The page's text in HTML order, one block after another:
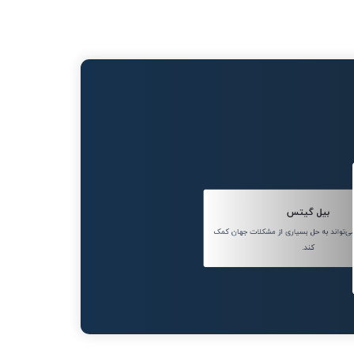
بیل گیتس
به حل بسیاری از مشکلات جهان کمک
کند.